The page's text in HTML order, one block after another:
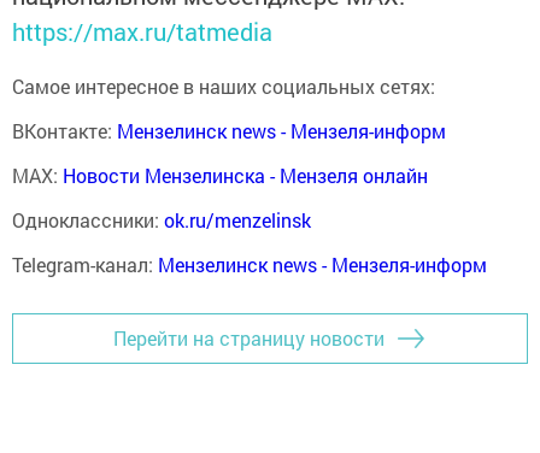
https://max.ru/tatmedia
Самое интересное в наших социальных сетях:
ВКонтакте: Мензелинск news - Мензеля-информ
MAX: Новости Мензелинска - Мензеля онлайн
Одноклассники: ok.ru/menzelinsk
Telegram-канал: Мензелинск news - Мензеля-информ
Перейти на страницу новости